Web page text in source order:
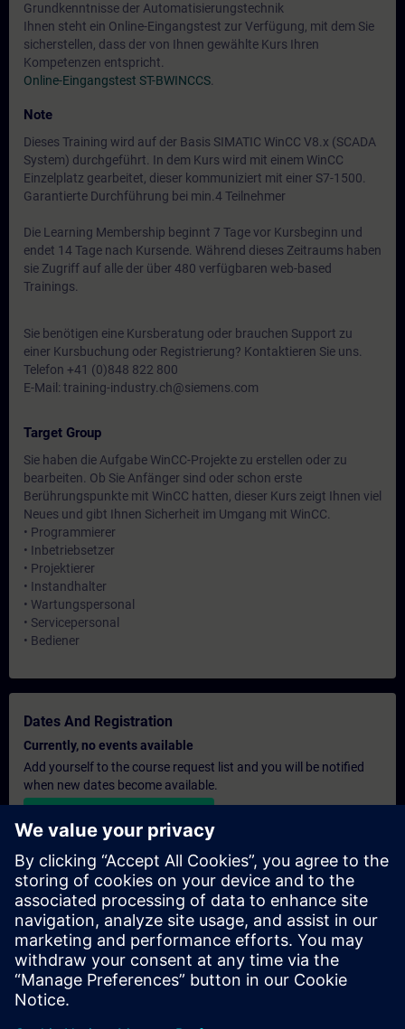
Grundkenntnisse der Automatisierungstechnik
Ihnen steht ein Online-Eingangstest zur Verfügung, mit dem Sie
sicherstellen, dass der von Ihnen gewählte Kurs Ihren
Kompetenzen entspricht.
Online-Eingangstest ST-BWINCCS
Note
Dieses Training wird auf der Basis SIMATIC WinCC V8.x (SCADA
System) durchgeführt. In dem Kurs wird mit einem WinCC
Einzelplatz gearbeitet, dieser kommuniziert mit einer S7-1500.
Garantierte Durchführung bei min.4 Teilnehmer
Die Learning Membership beginnt 7 Tage vor Kursbeginn und
endet 14 Tage nach Kursende. Während dieses Zeitraums haben
sie Zugriff auf alle der über 480 verfügbaren web-based
Trainings.
Sie benötigen eine Kursberatung oder brauchen Support zu
einer Kursbuchung oder Registrierung? Kontaktieren Sie uns.
Telefon +41 (0)848 822 800
E-Mail: training-industry.ch@siemens.com
Target Group
Sie haben die Aufgabe WinCC-Projekte zu erstellen oder zu
bearbeiten. Ob Sie Anfänger sind oder schon erste
Berührungspunkte mit WinCC hatten, dieser Kurs zeigt Ihnen viel
Neues und gibt Ihnen Sicherheit im Umgang mit WinCC.
• Programmierer
• Inbetriebsetzer
• Projektierer
• Instandhalter
• Wartungspersonal
• Servicepersonal
• Bediener
Dates And Registration
Currently, no events available
Add yourself to the course request list and you will be notified
when new dates become available.
Personalised Quotation
If you require a standard list price quotation for this training, for
example for your purchasing department, then please click the
link below. You first need to provide some personal details and
after this a quotation will be emailed to you.
Provide Quotation